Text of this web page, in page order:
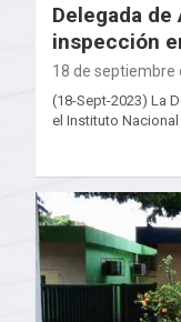
Delegada
inspección
18 de septiembre
(18-Sept-2023) La
el Instituto Nacional